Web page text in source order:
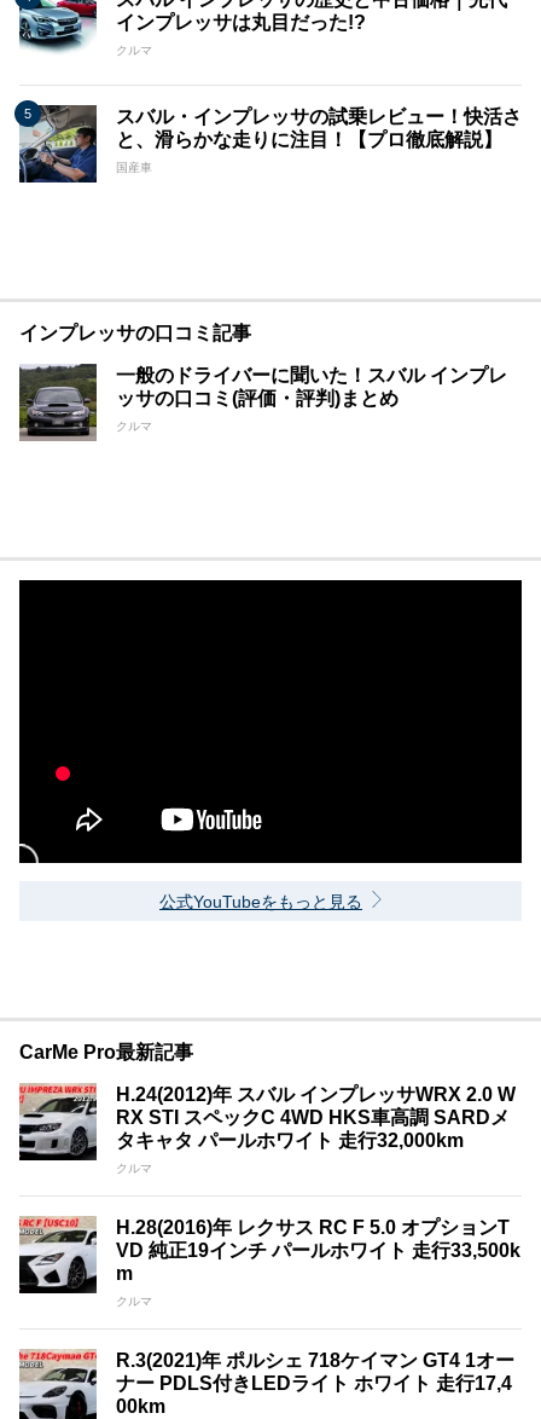
インプレッサは丸目だった!?
クルマ
スバル・インプレッサの試乗レビュー！快活さ
と、滑らかな走りに注目！【プロ徹底解説】
国産車
インプレッサの口コミ記事
一般のドライバーに聞いた！スバル インプレ
ッサの口コミ(評価・評判)まとめ
クルマ
公式YouTubeをもっと見る
CarMe Pro最新記事
H.24(2012)年 スバル インプレッサWRX 2.0 W
RX STI スペックC 4WD HKS車高調 SARDメ
タキャタ パールホワイト 走行32,000km
クルマ
H.28(2016)年 レクサス RC F 5.0 オプションT
VD 純正19インチ パールホワイト 走行33,500k
m
クルマ
R.3(2021)年 ポルシェ 718ケイマン GT4 1オー
ナー PDLS付きLEDライト ホワイト 走行17,4
00km